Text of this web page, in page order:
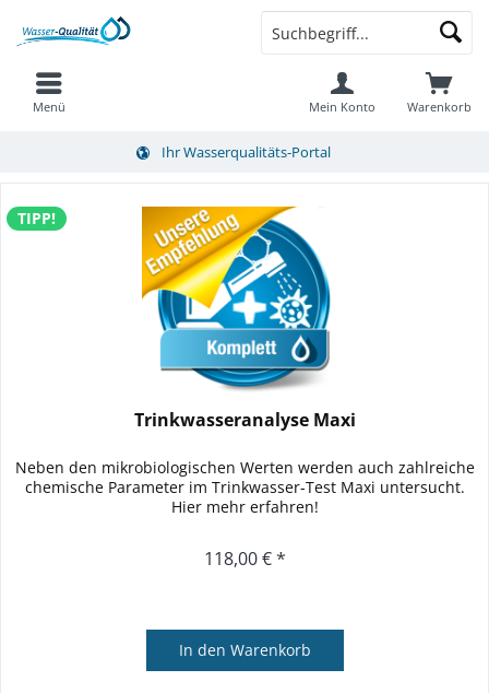
Menü Warenkorb
Mein Konto
Ihr Wasserqualitäts-Portal
TIPP!
Trinkwasseranalyse Maxi
Neben den mikrobiologischen Werten werden auch zahlreiche
chemische Parameter im Trinkwasser-Test Maxi untersucht.
Hier mehr erfahren!
118,00 € *
In den Warenkorb